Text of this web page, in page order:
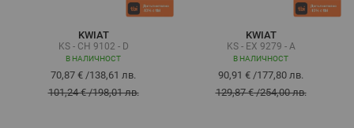
KWIAT
KS - CH 9102 - D
В НАЛИЧНОСТ
70,87 € /138,61 лв.
101,24 €/198,01 лв.
KWIAT
KS - EX 9279 - A
В НАЛИЧНОСТ
90,91 € /177,80 лв.
129,87 €/254,00 лв.